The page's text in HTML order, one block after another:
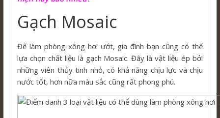
Gạch Mosaic
Để làm phòng xông hơi ướt, gia đình bạn cũng có thể
lựa chọn chất liệu là gạch Mosaic. Đây là vật liệu ép bởi
những viên thủy tinh nhỏ, có khả năng chịu lực và chịu
nước tốt, hơn nữa màu sắc cũng rất phong phú.